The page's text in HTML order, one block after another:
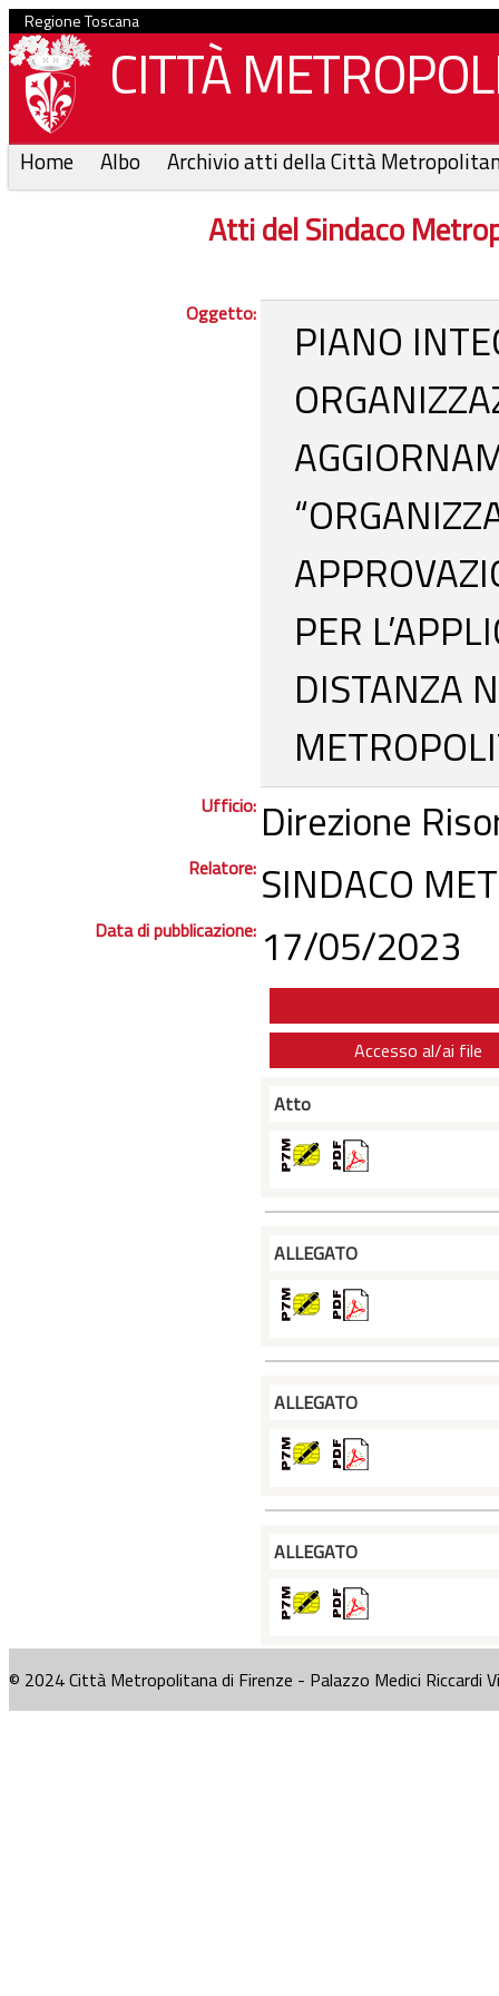
Regione Toscana
CITTÀ
Home Albo Archivio atti della Città
Atti del Sindaco
Oggetto:
PIANO
PER
DISTANZA
Ufficio: Direzione
Relatore: SINDACO
Data di pubblicazione: 17/05/2023
Accesso al/ai file
Atto
ALLEGATO
ALLEGATO
ALLEGATO
© 2024 Città Metropolitana di Firenze - Palazzo Medici Riccardi